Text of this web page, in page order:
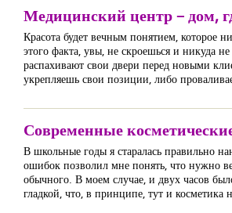
Медицинский центр – дом,
Красота будет вечным понятием, которое
этого факта, увы, не скроешься и никуда
распахивают свои двери перед новыми
укрепляешь свои позиции, либо
Современные
В школьные годы я старалась правильно
ошибок позволил мне понять, что нужно
обычного. В моем случае, и двух часов
гладкой, что, в принципе, тут и